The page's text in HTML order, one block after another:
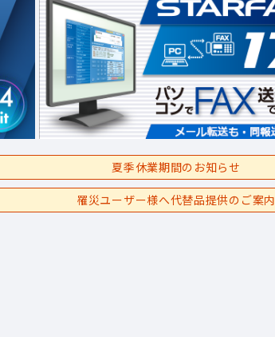
夏季休業期間のお知らせ
罹災ユーザー様へ代替品提供のご案内